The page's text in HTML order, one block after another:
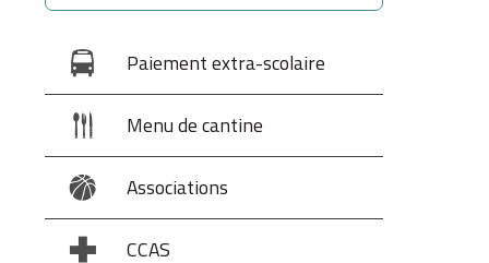
Paiement extra-scolaire
Menu de cantine
Associations
CCAS